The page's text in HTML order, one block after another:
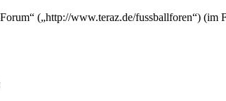
(„http://www.teraz.de/fussballforen“)